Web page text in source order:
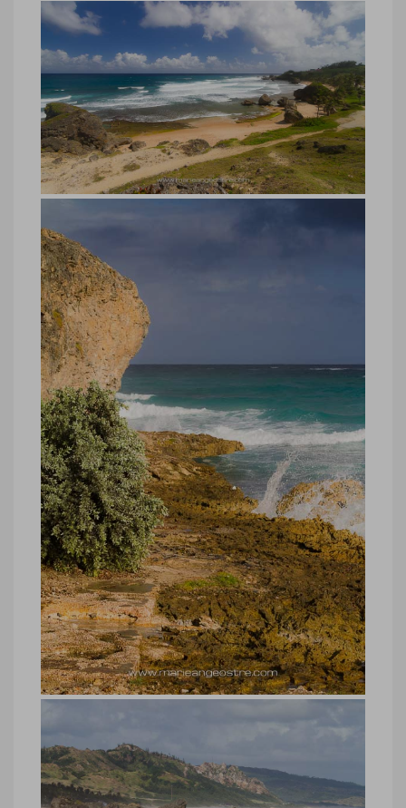
Barbade, côte sauvage à l’Est
Barbade, côte sauvage à l’Est © Marie-
Ange Ostré
Barbade, plage Cattlewash Bowl à
l’Est
Barbade, plage Cattlewash Bowl à l’Est ©
Marie-Ange Ostré